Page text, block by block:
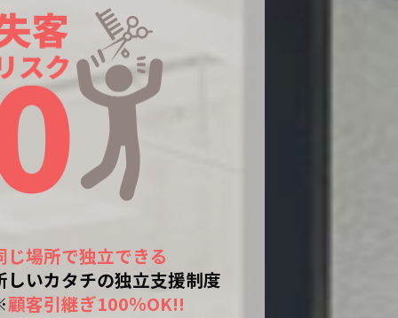
じ場所で独立できる
しいカタチの独立支援制度
顧客引継ぎ100％OK!!